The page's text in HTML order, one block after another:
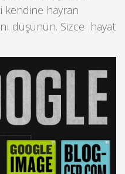
kendine hayran
düşünün. Sizce hayat